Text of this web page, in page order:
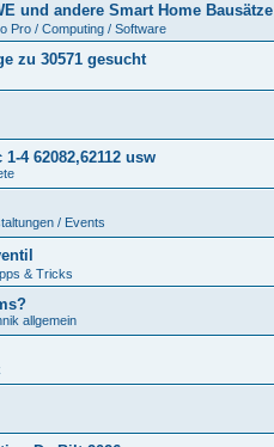
und andere Smart Home Bausätze
Pro / Computing / Software
zu 30571 gesucht
4 62082,62112 usw
/ Events
& Tricks
allgemein